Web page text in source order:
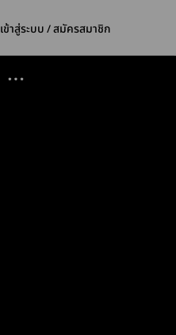
เข้าสู่ระบบ / สมัครสมาชิก